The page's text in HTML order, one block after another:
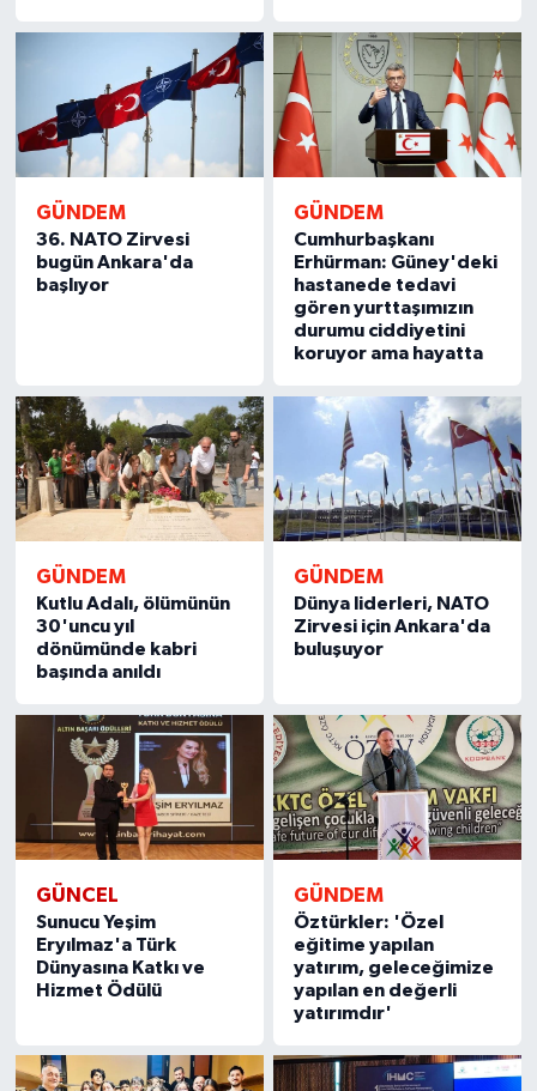
GÜNDEM
36. NATO Zirvesi
bugün Ankara'da
başlıyor
GÜNDEM
Cumhurbaşkanı
Erhürman: Güney'deki
hastanede tedavi
gören yurttaşımızın
durumu ciddiyetini
koruyor ama hayatta
GÜNDEM
Kutlu Adalı, ölümünün
30'uncu yıl
dönümünde kabri
başında anıldı
GÜNDEM
Dünya liderleri, NATO
Zirvesi için Ankara'da
buluşuyor
GÜNCEL
Sunucu Yeşim
Eryılmaz'a Türk
Dünyasına Katkı ve
Hizmet Ödülü
GÜNDEM
Öztürkler: 'Özel
eğitime yapılan
yatırım, geleceğimize
yapılan en değerli
yatırımdır'